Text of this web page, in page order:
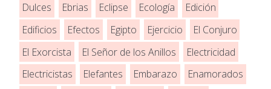
Dulces
Ebrias Eclipse Ecología
Edición
Edificios
Efectos Egipto Ejercicio
El Conjuro
El Exorcista
El Señor de los Anillos
Electricidad
Electricistas
Elefantes Embarazo
Enamorados